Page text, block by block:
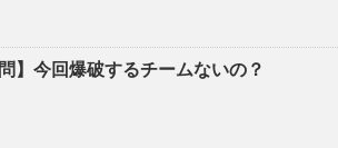
問】今回爆破するチームないの？